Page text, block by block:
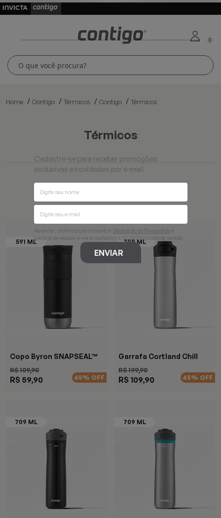
0
Home Contigo Térmicos Contigo Térmicos
térmicos
Filtros
Copo Byron SNAPSEAL™
R$ 109,90
R$ 59,90 45% OFF
Garrafa Cortland Chill
R$ 199,90
R$ 109,90 45% OFF
Cadastre-se para receber promoções
exclusivas e novidades por e-mail
Ao enviar, confirmo que li e aceito a Declaração de Privacidade e
gostaria de receber e-mails marketing e/ou promocionais da Invicta
ENVIAR